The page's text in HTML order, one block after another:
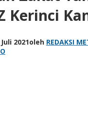
Kerinci
2021oleh REDAKSI